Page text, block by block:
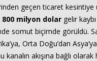
geçen ticaret kesintiye
800 milyon dolar gelir kaybı
somut biçimde görüldü.
Orta Doğu’dan
akışına bağlı